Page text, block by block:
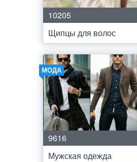
10205
Щипцы для волос
МОДА
9616
Мужская одежда